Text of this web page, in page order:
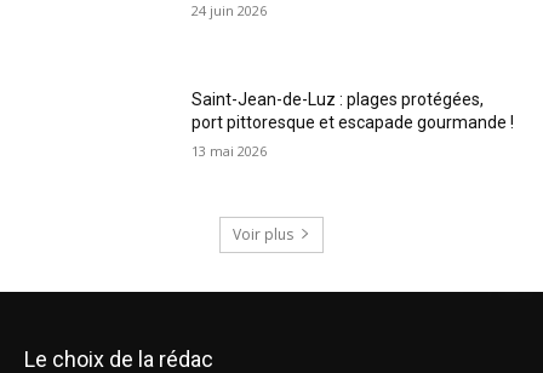
24 juin 2026
Saint-Jean-de-Luz : plages protégées,
port pittoresque et escapade gourmande !
13 mai 2026
Voir plus
Le choix de la rédac